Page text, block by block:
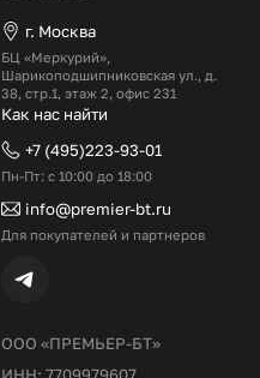
ООО «ПРЕМЬЕР-БТ»
ИНН: 7709979607
г. Москва
БЦ «Меркурий»,
Шарикоподшипниковская ул., д.
38, стр.1, этаж 2, офис 231
Как нас найти
+7 (495)223-93-01
Пн-Пт: с 10:00 до 18:00
info@premier-bt.ru
Для покупателей и партнеров